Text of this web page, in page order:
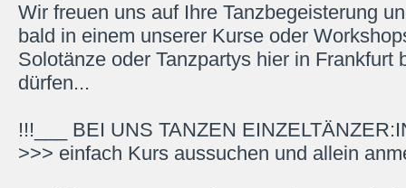
Wir freuen uns auf Ihre Tanzbegeisterung
bald in einem unserer Kurse oder
Solotänze oder Tanzpartys hier in Frankfurt
dürfen...
!!!___ BEI UNS TANZEN
>>> einfach Kurs aussuchen und allein